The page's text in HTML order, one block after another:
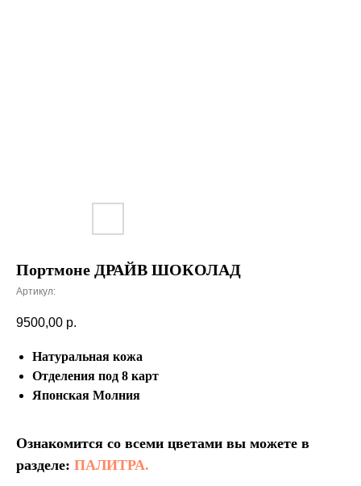
Портмоне ДРАЙВ ШОКОЛАД
Артикул:
9500,00 р.
Натуральная кожа
Отделения под 8 карт
Японская Молния
Ознакомится со всеми цветами вы можете в
разделе: ПАЛИТРА.